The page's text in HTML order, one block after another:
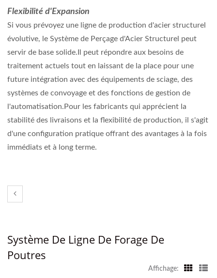
Flexibilité d'Expansion
Si vous prévoyez une ligne de production d'acier structurel
évolutive, le Système de Perçage d'Acier Structurel peut
servir de base solide.Il peut répondre aux besoins de
traitement actuels tout en laissant de la place pour une
future intégration avec des équipements de sciage, des
systèmes de convoyage et des fonctions de gestion de
l'automatisation.Pour les fabricants qui apprécient la
stabilité des livraisons et la flexibilité de production, il s'agit
d'une configuration pratique offrant des avantages à la fois
immédiats et à long terme.
Système De Ligne De Forage De
Poutres
Affichage: